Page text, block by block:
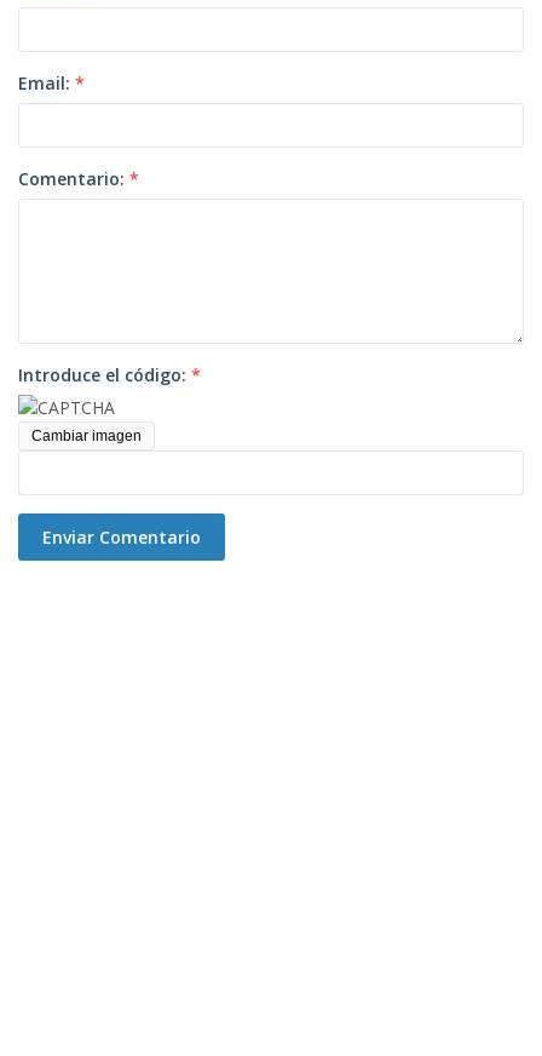
Email: *
Comentario: *
Introduce el código: *
Cambiar imagen
Enviar Comentario